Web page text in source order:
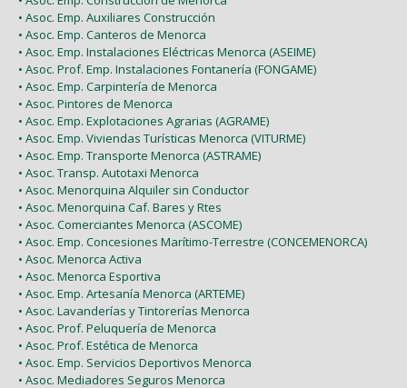
• Asoc. Emp. Auxiliares Construcción
• Asoc. Emp. Canteros de Menorca
• Asoc. Emp. Instalaciones Eléctricas Menorca (ASEIME)
• Asoc. Prof. Emp. Instalaciones Fontanería (FONGAME)
• Asoc. Emp. Carpintería de Menorca
• Asoc. Pintores de Menorca
• Asoc. Emp. Explotaciones Agrarias (AGRAME)
• Asoc. Emp. Viviendas Turísticas Menorca (VITURME)
• Asoc. Emp. Transporte Menorca (ASTRAME)
• Asoc. Transp. Autotaxi Menorca
• Asoc. Menorquina Alquiler sin Conductor
• Asoc. Menorquina Caf. Bares y Rtes
• Asoc. Comerciantes Menorca (ASCOME)
• Asoc. Emp. Concesiones Marítimo-Terrestre (CONCEMENORCA)
• Asoc. Menorca Activa
• Asoc. Menorca Esportiva
• Asoc. Emp. Artesanía Menorca (ARTEME)
• Asoc. Lavanderías y Tintorerías Menorca
• Asoc. Prof. Peluquería de Menorca
• Asoc. Prof. Estética de Menorca
• Asoc. Emp. Servicios Deportivos Menorca
• Asoc. Mediadores Seguros Menorca